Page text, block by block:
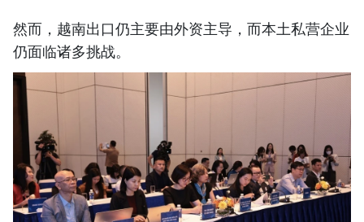
然而，越南出口仍主要由外资主导，而本土私营企业
仍面临诸多挑战。